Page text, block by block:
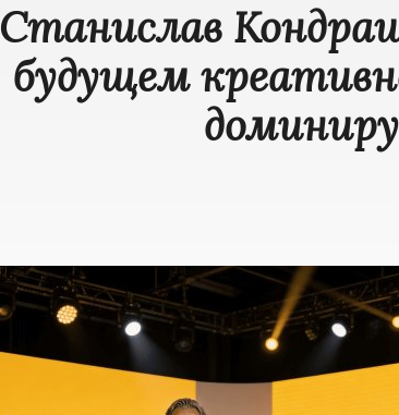
Станислав
будущем